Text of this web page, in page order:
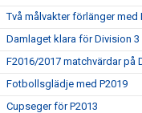
Två målvakter förlänger med
Damlaget klara för Division 3
F2016/2017 matchvärdar på
Fotbollsglädje med P2019
Cupseger för P2013